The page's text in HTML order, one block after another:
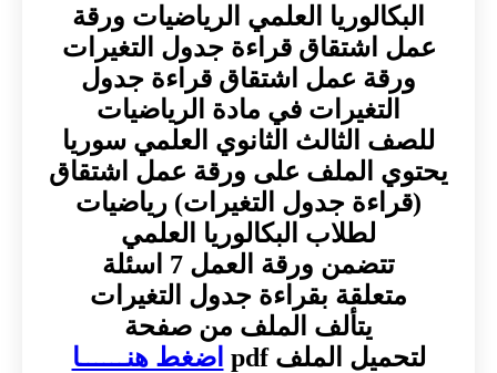
البكالوريا العلمي الرياضيات ورقة
عمل اشتقاق قراءة جدول التغيرات
ورقة عمل اشتقاق قراءة جدول
التغيرات في مادة الرياضيات
للصف الثالث الثانوي العلمي سوريا
يحتوي الملف على ورقة عمل اشتقاق
(قراءة جدول التغيرات) رياضيات
لطلاب البكالوريا العلمي
تتضمن ورقة العمل 7 اسئلة
متعلقة بقراءة جدول التغيرات
يتألف الملف من صفحة
لتحميل الملف pdf
اضغط هنــــــا